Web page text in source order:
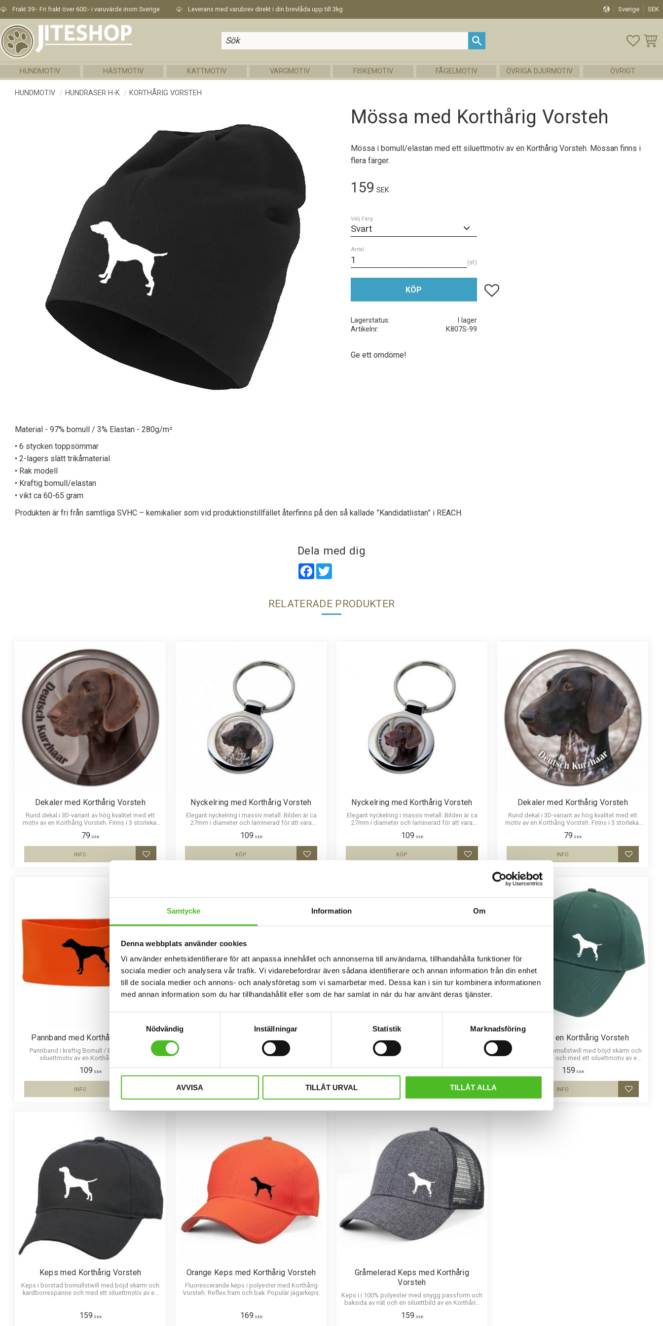
Samtycke Information Om
Denna webbplats använder cookies
Vi använder enhetsidentifierare för att anpassa innehållet och annonserna till användarna, tillhandahålla funktioner för
sociala medier och analysera vår trafik. Vi vidarebefordrar även sådana identifierare och annan information från din enhet
till de sociala medier och annons- och analysföretag som vi samarbetar med. Dessa kan i sin tur kombinera informationen
med annan information som du har tillhandahållit eller som de har samlat in när du har använt deras tjänster.
Nödvändig
Inställningar Statistik Marknadsföring
AVVISA TILLÅT URVAL TILLÅT ALLA
Frakt 39:- Fri frakt över 600:- i varuvärde inom Sverige Leverans med varubrev direkt i din brevlåda upp till 3kg Sverige SEK
HUNDMOTIV HÄSTMOTIV KATTMOTIV VARGMOTIV FISKEMOTIV FÅGELMOTIV ÖVRIGA DJURMOTIV ÖVRIGT
HUNDMOTIV HUNDRASER H-K KORTHÅRIG VORSTEH
Mössa med Korthårig Vorsteh
Mössa i bomull/elastan med ett siluettmotiv av en Korthårig Vorsteh. Mössan finns i
flera färger.
159 SEK
Välj Färg
Antal
st
KÖP Lägg till i favoriter
Lagerstatus
I lager
Artikelnr
K807S-99
Ge ett omdöme!
Material - 97% bomull / 3% Elastan - 280g/m²
• 6 stycken toppsömmar
• 2-lagers slätt trikåmaterial
• Rak modell
• Kraftig bomull/elastan
• vikt ca 60-65 gram
Produkten är fri från samtliga SVHC – kemikalier som vid produktionstillfället återfinns på den så kallade ”Kandidatlistan” i REACH.
Dela med dig
Facebook
RELATERADE PRODUKTER
Dekaler med Korthårig Vorsteh
Rund dekal i 3D-variant av hög kvalitet med ett
motiv av en Korthårig Vorsteh. Finns i 3 storlekar
79 SEK
Lägg till i favoriter
INFO
Nyckelring med Korthårig Vorsteh
Elegant nyckelring i massiv metall. Bilden är ca
27mm i diameter och laminerad för att vara
109 SEK
Lägg till i favoriter
KÖP
Nyckelring med Korthårig Vorsteh
Elegant nyckelring i massiv metall. Bilden är ca
27mm i diameter och laminerad för att vara
109 SEK
Lägg till i favoriter
KÖP
Dekaler med Korthårig Vorsteh
Rund dekal i 3D-variant av hög kvalitet med ett
motiv av en Korthårig Vorsteh. Finns i 3 storlekar
79 SEK
Lägg till i
INFO
Pannband med Korthårig Vorsteh
Pannband i kraftig Bomull / Elastan med ett
siluettmotiv av en Korthårig Vorsteh.
109 SEK
INFO
Luvtröja med ett motiv av Korthårig Vorsteh tryckt
på bröstet. Motivstorlek ca 28x7 cm.
429
Melerad keps i 100% polyester med snygg
passform och metallspänne. Siluettmotiv av en
169
Keps med en Korthårig Vorsteh
Keps i borstad bomullstwill med böjd skärm och
kardborrespänne och med ett siluettmotiv av en
159 SEK
Lägg till i
INFO
Keps med Korthårig Vorsteh
Keps i borstad bomullstwill med böjd skärm och
kardborrespänne och med ett siluettmotiv av en
159 SEK
Orange Keps med Korthårig Vorsteh
Fluorescerande keps i polyester med Korthårig
Vorsteh. Reflex fram och bak. Populär jägarkeps.
169 SEK
Gråmelerad Keps med Korthårig
Vorsteh
Keps i i 100% polyester med snygg passform och
baksida av nät och en siluettbild av en Korthårig
159 SEK